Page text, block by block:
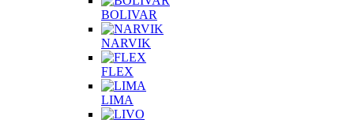
BOLIVAR
NARVIK
FLEX
LIMA